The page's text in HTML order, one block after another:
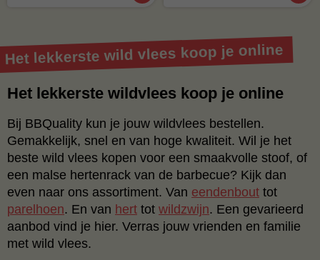
Het lekkerste wild vlees koop je online
Het lekkerste wildvlees koop je online
Bij BBQuality kun je jouw wildvlees bestellen.
Gemakkelijk, snel en van hoge kwaliteit. Wil je het
beste wild vlees kopen voor een smaakvolle stoof, of
een malse hertenrack van de barbecue? Kijk dan
even naar ons assortiment. Van eendenbout tot
parelhoen. En van hert tot wildzwijn. Een gevarieerd
aanbod vind je hier. Verras jouw vrienden en familie
met wild vlees.